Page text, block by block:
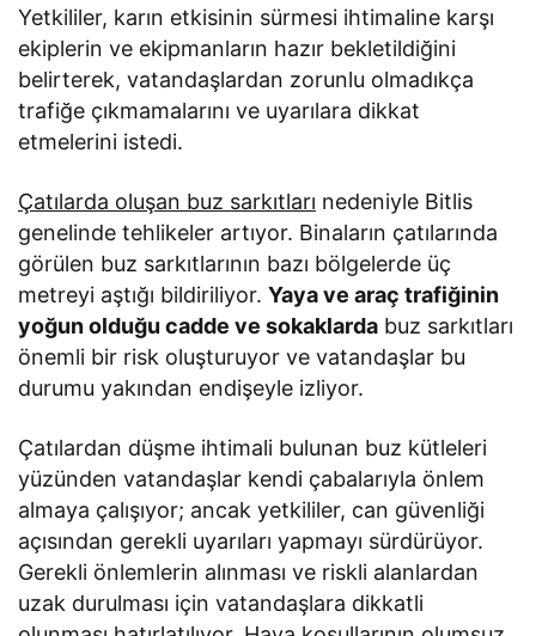
Yetkililer, karın etkisinin sürmesi ihtimaline karşı
ekiplerin ve ekipmanların hazır bekletildiğini
belirterek, vatandaşlardan zorunlu olmadıkça
trafiğe çıkmamalarını ve uyarılara dikkat
etmelerini istedi.
Çatılarda oluşan buz sarkıtları nedeniyle Bitlis
genelinde tehlikeler artıyor. Binaların çatılarında
görülen buz sarkıtlarının bazı bölgelerde üç
metreyi aştığı bildiriliyor.Yaya ve araç trafiğinin
yoğun olduğu cadde ve sokaklarda buz sarkıtları
önemli bir risk oluşturuyor ve vatandaşlar bu
durumu yakından endişeyle izliyor.
Çatılardan düşme ihtimali bulunan buz kütleleri
yüzünden vatandaşlar kendi çabalarıyla önlem
almaya çalışıyor; ancak yetkililer, can güvenliği
açısından gerekli uyarıları yapmayı sürdürüyor.
Gerekli önlemlerin alınması ve riskli alanlardan
uzak durulması için vatandaşlara dikkatli